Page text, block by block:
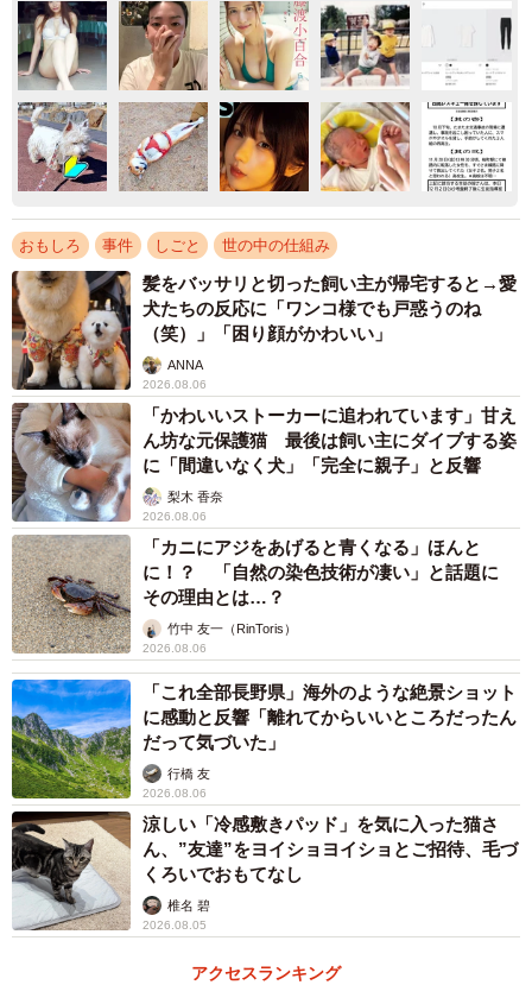
おもしろ 事件 しごと 世の中の仕組み
髪をバッサリと切った飼い主が帰宅すると→愛
犬たちの反応に「ワンコ様でも戸惑うのね
（笑）」「困り顔がかわいい」
ANNA
2026.08.06
「かわいいストーカーに追われています」甘え
ん坊な元保護猫 最後は飼い主にダイブする姿
に「間違いなく犬」「完全に親子」と反響
梨木 香奈
2026.08.06
「カニにアジをあげると青くなる」ほんと
に！？ 「自然の染色技術が凄い」と話題に
その理由とは…？
竹中 友一（RinToris）
2026.08.06
「これ全部長野県」海外のような絶景ショット
に感動と反響「離れてからいいところだったん
だって気づいた」
行橋 友
2026.08.06
涼しい「冷感敷きパッド」を気に入った猫さ
ん、”友達”をヨイショヨイショとご招待、毛づ
くろいでおもてなし
椎名 碧
2026.08.05
アクセスランキング